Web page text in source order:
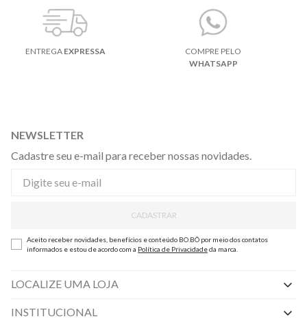
ENTREGA EXPRESSA
COMPRE PELO
WHATSAPP
NEWSLETTER
Cadastre seu e-mail para receber nossas novidades.
CADASTRAR
Aceito receber novidades, benefícios e conteúdo BO.BÔ por meio dos contatos
informados e estou de acordo com a Política de Privacidadeda marca.
LOCALIZE UMA LOJA
INSTITUCIONAL